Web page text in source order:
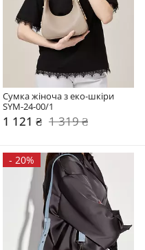
Сумка жіноча з еко-шкіри
SYM-24-00/1
1 121 ₴ 1 319 ₴
- 20%